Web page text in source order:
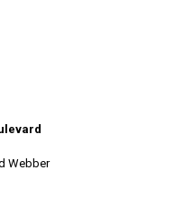
Webber